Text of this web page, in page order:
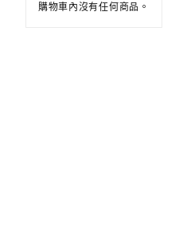
購物車內沒有任何商品。